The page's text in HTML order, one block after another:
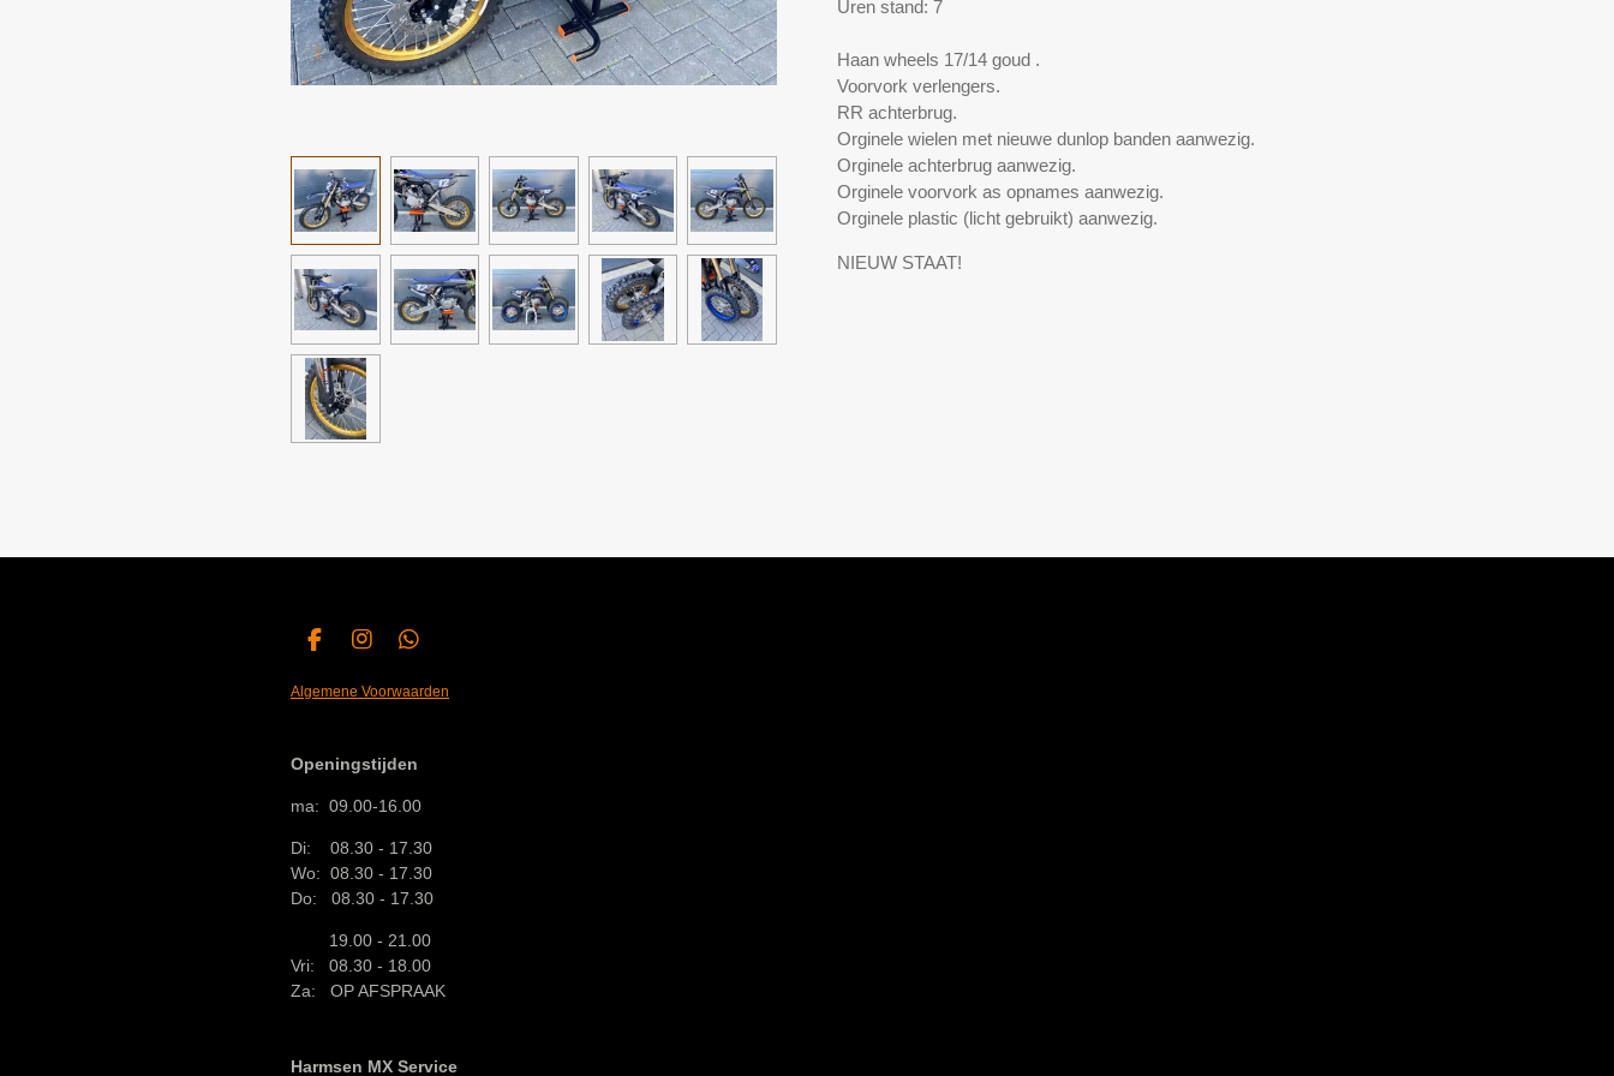
Uren stand: 7
Haan wheels 17/14 goud .
Voorvork verlengers.
RR achterbrug.
Orginele wielen met nieuwe dunlop banden aanwezig.
Orginele achterbrug aanwezig.
Orginele voorvork as opnames aanwezig.
Orginele plastic (licht gebruikt) aanwezig.
NIEUW STAAT!
F
c
o
k
I
s
g
r
a
W
a
A
p
Algemene Voorwaarden
Openingstijden
ma: 09.00-16.00
Di: 08.30 - 17.30
Wo: 08.30 - 17.30
Do: 08.30 - 17.30
19.00 - 21.00
Vri: 08.30 - 18.00
Za: OP AFSPRAAK
Harmsen MX Service